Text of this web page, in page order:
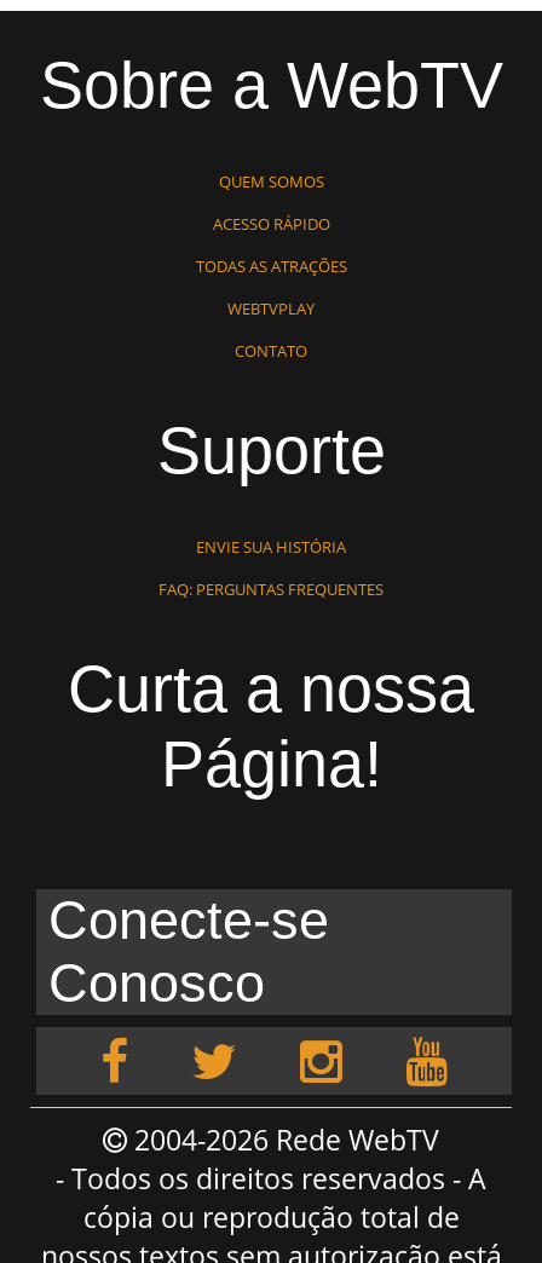
Sobre a WebTV
QUEM SOMOS
ACESSO RÁPIDO
TODAS AS ATRAÇÕES
WEBTVPLAY
CONTATO
Suporte
ENVIE SUA HISTÓRIA
FAQ: PERGUNTAS FREQUENTES
Curta a nossa
Página!
Conecte-se
Conosco
2004-2026 Rede WebTV
- Todos os direitos reservados - A
cópia ou reprodução total de